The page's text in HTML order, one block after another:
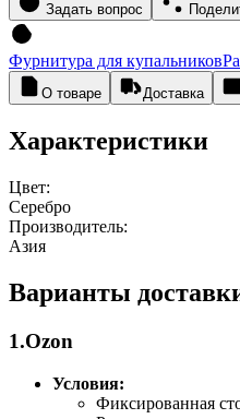
Задать вопрос
Фурнитура для купальников
О товаре Доставка
Характеристики
Цвет:
Серебро
Производитель:
Азия
Варианты
1.Ozon
Условия:
Фиксированная